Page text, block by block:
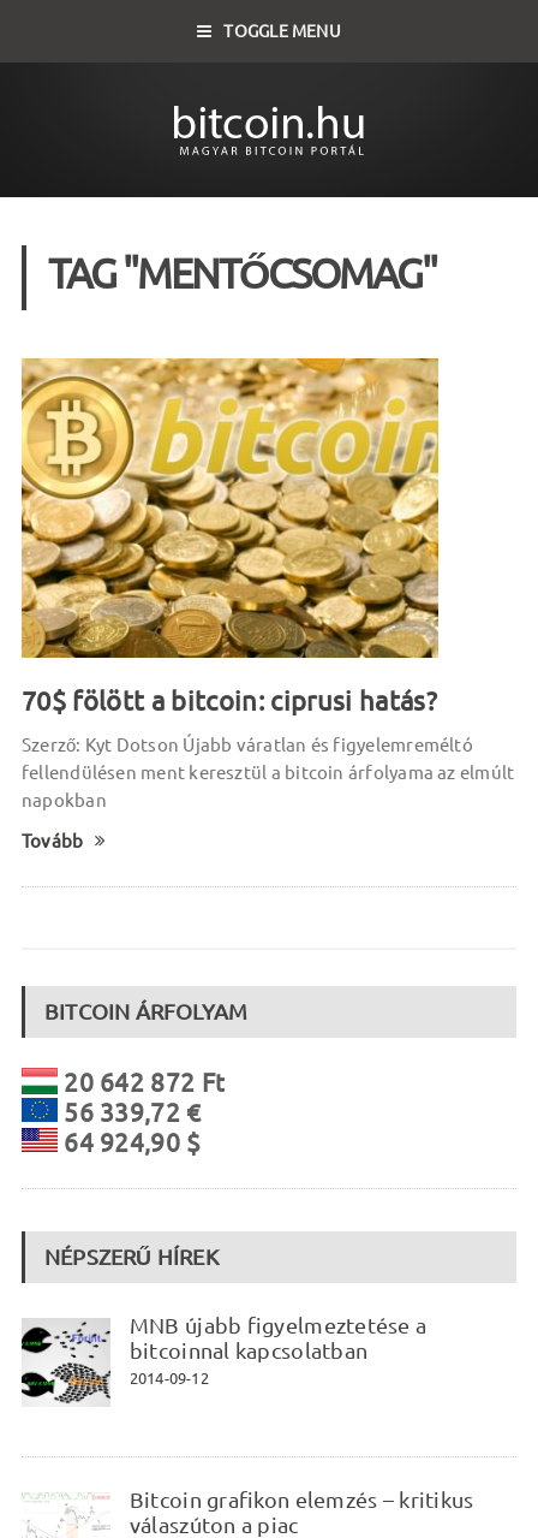
TOGGLE MENU
TAG "MENTŐCSOMAG"
70$ fölött a bitcoin: ciprusi hatás?
Szerző: Kyt Dotson Újabb váratlan és figyelemreméltó
fellendülésen ment keresztül a bitcoin árfolyama az elmúlt
napokban
Tovább
BITCOIN ÁRFOLYAM
20 642 872 Ft
56 339,72 €
64 924,90 $
NÉPSZERŰ HÍREK
MNB újabb figyelmeztetése a
bitcoinnal kapcsolatban
2014-09-12
Bitcoin grafikon elemzés – kritikus
válaszúton a piac